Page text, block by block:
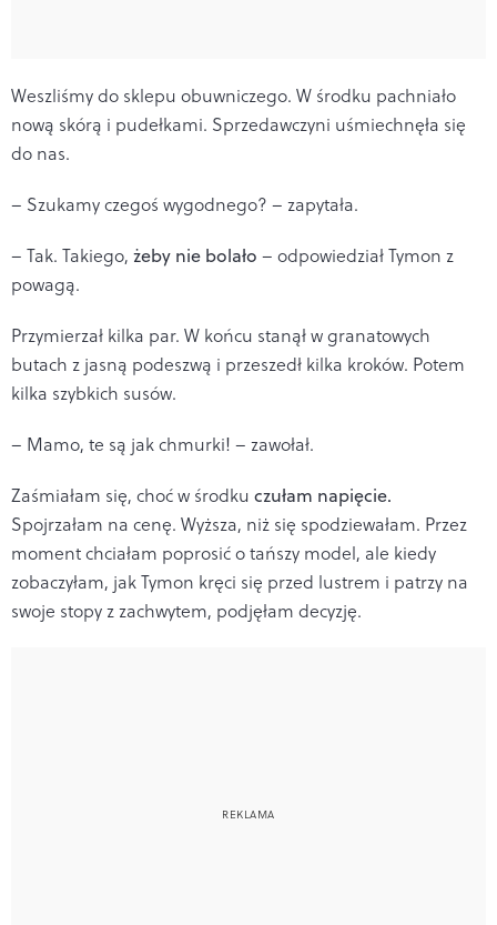
Weszliśmy do sklepu obuwniczego. W środku pachniało
nową skórą i pudełkami. Sprzedawczyni uśmiechnęła się
do nas.
– Szukamy czegoś wygodnego? – zapytała.
– Tak. Takiego, żeby nie bolało – odpowiedział Tymon z
powagą.
Przymierzał kilka par. W końcu stanął w granatowych
butach z jasną podeszwą i przeszedł kilka kroków. Potem
kilka szybkich susów.
– Mamo, te są jak chmurki! – zawołał.
Zaśmiałam się, choć w środku czułam napięcie.
Spojrzałam na cenę. Wyższa, niż się spodziewałam. Przez
moment chciałam poprosić o tańszy model, ale kiedy
zobaczyłam, jak Tymon kręci się przed lustrem i patrzy na
swoje stopy z zachwytem, podjęłam decyzję.